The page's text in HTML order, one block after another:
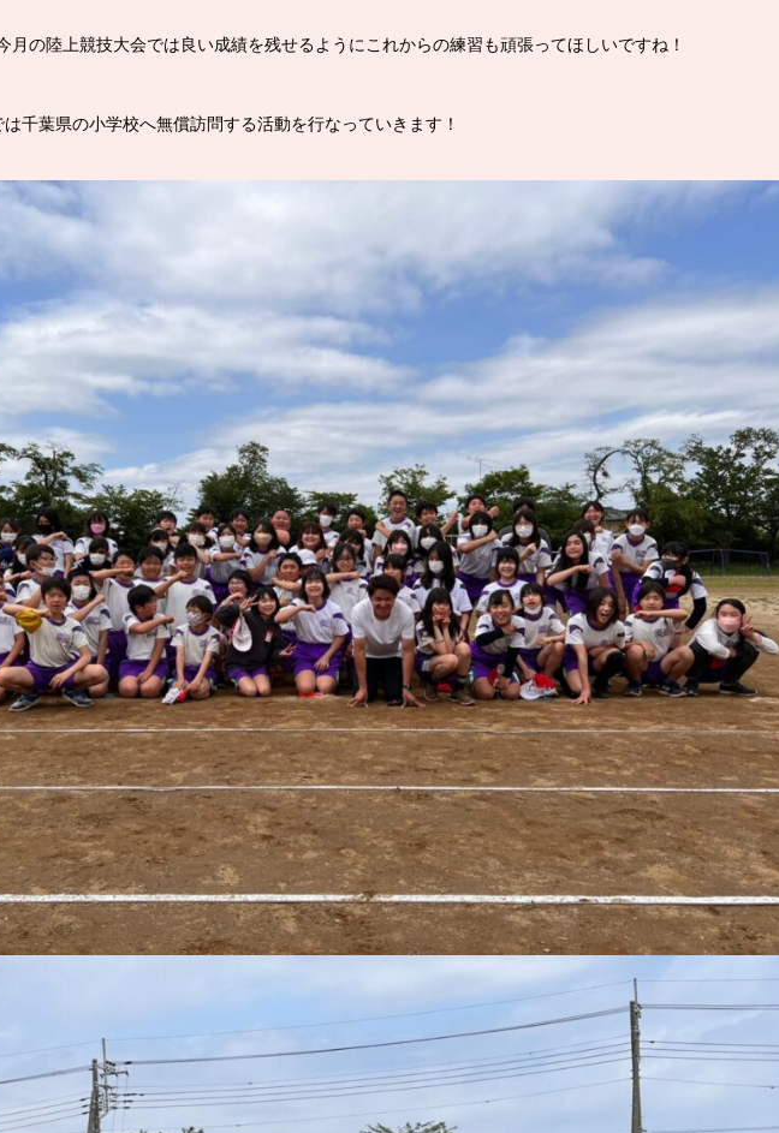
月の陸上競技大会では良い成績を残せるようにこれからの練習も頑張ってほしいですね！
千葉県の小学校へ無償訪問する活動を行なっていきます！